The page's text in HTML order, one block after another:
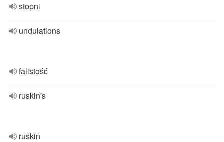
stopni
undulations
falistość
ruskin's
ruskin